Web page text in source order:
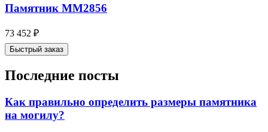
Памятник ММ2856
73 452 ₽
Быстрый заказ
Последние посты
Как правильно определить размеры памятника
на могилу?